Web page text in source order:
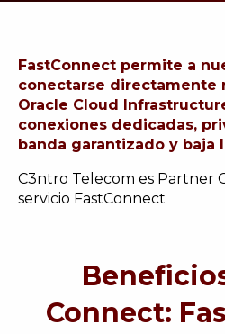
FastConnect permite a
conectarse directamente
Oracle Cloud
conexiones dedicadas,
banda garantizado y baja
C3ntro Telecom es Partner
servicio FastConnect
Connect: